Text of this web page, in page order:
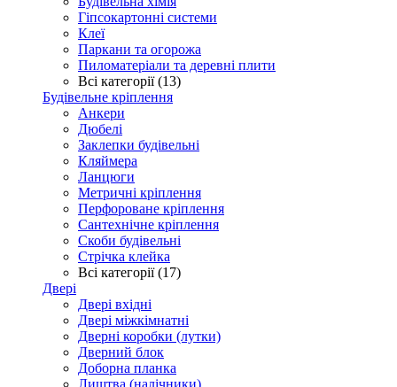
Гіпсокартонні системи
Клеї
Паркани та огорожа
Пиломатеріали та деревні плити
Всі категорії (13)
Будівельне кріплення
Анкери
Дюбелі
Заклепки будівельні
Кляймера
Ланцюги
Метричні кріплення
Перфороване кріплення
Сантехнічне кріплення
Скоби будівельні
Стрічка клейка
Всі категорії (17)
Двері
Двері вхідні
Двері міжкімнатні
Дверні коробки (лутки)
Дверний блок
Доборна планка
Лиштва (налічники)